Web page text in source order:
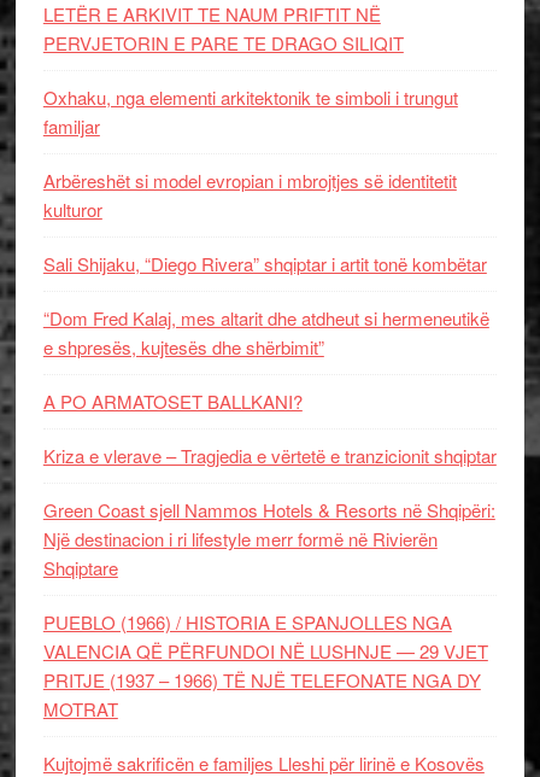
LETËR E ARKIVIT TE NAUM PRIFTIT NË
PERVJETORIN E PARE TE DRAGO SILIQIT
Oxhaku, nga elementi arkitektonik te simboli i trungut
familjar
Arbëreshët si model evropian i mbrojtjes së identitetit
kulturor
Sali Shijaku, “Diego Rivera” shqiptar i artit tonë kombëtar
“Dom Fred Kalaj, mes altarit dhe atdheut si hermeneutikë
e shpresës, kujtesës dhe shërbimit”
A PO ARMATOSET BALLKANI?
Kriza e vlerave – Tragjedia e vërtetë e tranzicionit shqiptar
Green Coast sjell Nammos Hotels & Resorts në Shqipëri:
Një destinacion i ri lifestyle merr formë në Rivierën
Shqiptare
PUEBLO (1966) / HISTORIA E SPANJOLLES NGA
VALENCIA QË PËRFUNDOI NË LUSHNJE — 29 VJET
PRITJE (1937 – 1966) TË NJË TELEFONATE NGA DY
MOTRAT
Kujtojmë sakrificën e familjes Lleshi për lirinë e Kosovës